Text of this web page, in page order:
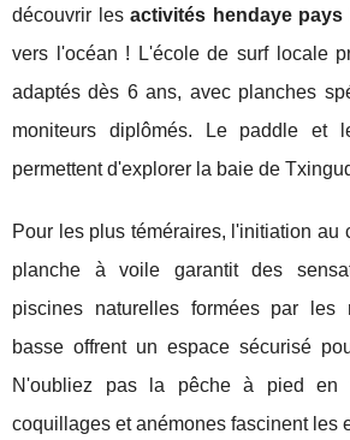
découvrir lesactivités hendaye pays
vers l'océan ! L'école de surf locale
adaptés dès 6 ans, avec planches
moniteurs diplômés. Le paddle et
permettent d'explorer la baie de
Pour les plus téméraires, l'initiation au
planche à voile garantit des
piscines naturelles formées par les
basse offrent un espace sécurisé
N'oubliez pas la pêche à pied en
coquillages et anémones fascinent les